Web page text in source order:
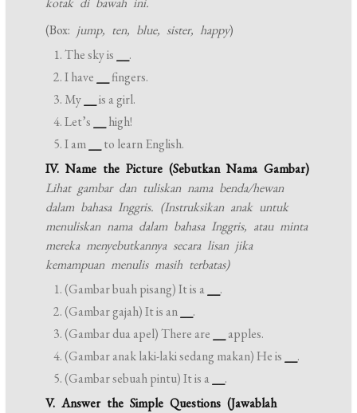
(Box: jump, ten, blue, sister, happy)
The sky is
.
I have
fingers.
My
is a girl.
Let’s
high!
I am
to learn English.
IV. Name the Picture (Sebutkan Nama Gambar)
Lihat gambar dan tuliskan nama benda/hewan
dalam bahasa Inggris. (Instruksikan anak untuk
menuliskan nama dalam bahasa Inggris, atau minta
mereka menyebutkannya secara lisan jika
kemampuan menulis masih terbatas)
(Gambar buah pisang) It is a
.
(Gambar gajah) It is an
.
(Gambar dua apel) There are
apples.
(Gambar anak laki-laki sedang makan) He is
.
(Gambar sebuah pintu) It is a
.
V. Answer the Simple Questions (Jawablah